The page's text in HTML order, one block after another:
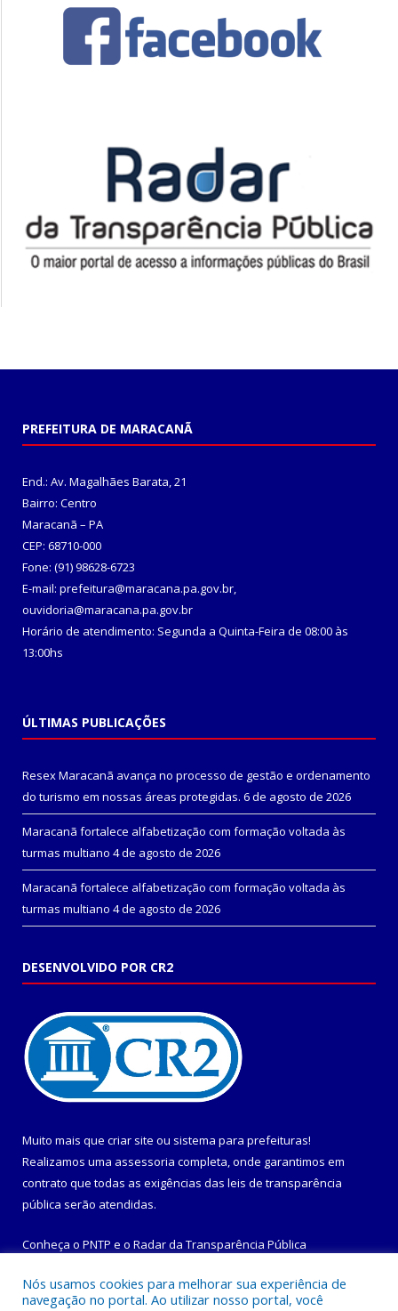
PREFEITURA DE MARACANÃ
End.: Av. Magalhães Barata, 21
Bairro: Centro
Maracanã – PA
CEP: 68710-000
Fone: (91) 98628-6723
E-mail: prefeitura@maracana.pa.gov.br,
ouvidoria@maracana.pa.gov.br
Horário de atendimento: Segunda a Quinta-Feira de 08:00 às
13:00hs
ÚLTIMAS PUBLICAÇÕES
Resex Maracanã avança no processo de gestão e ordenamento
do turismo em nossas áreas protegidas. 6 de agosto de 2026
Maracanã fortalece alfabetização com formação voltada às
turmas multiano 4 de agosto de 2026
Maracanã fortalece alfabetização com formação voltada às
turmas multiano 4 de agosto de 2026
DESENVOLVIDO POR CR2
Muito mais que criar site ou sistema para prefeituras!
Realizamos uma assessoria completa, onde garantimos em
contrato que todas as exigências das leis de transparência
pública serão atendidas.
Conheça o PNTP e o Radar da Transparência Pública
Nós usamos cookies para melhorar sua experiência de
navegação no portal. Ao utilizar nosso portal, você